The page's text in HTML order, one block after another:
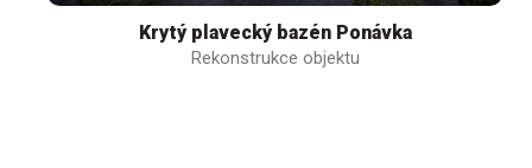
Krytý plavecký bazén Ponávka
Rekonstrukce objektu